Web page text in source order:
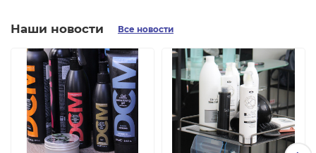
Наши новости Все новости